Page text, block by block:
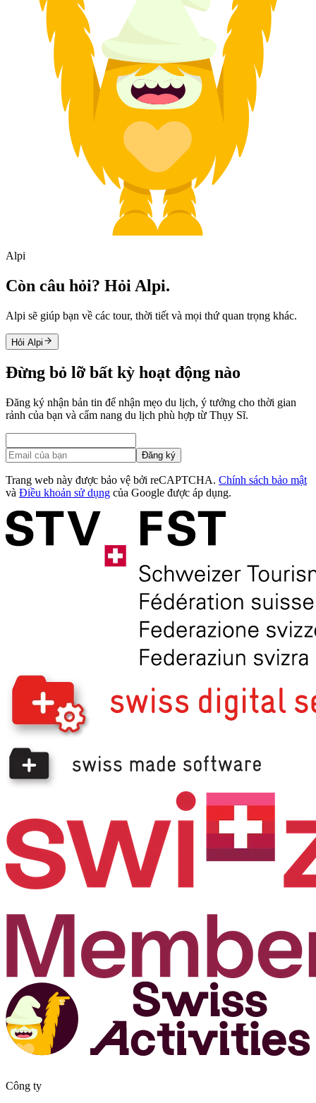
Alpi
Còn câu hỏi? Hỏi Alpi.
Alpi sẽ giúp bạn về các tour, thời tiết và mọi thứ quan trọng khác.
Hỏi Alpi
Đừng bỏ lỡ bất kỳ hoạt động nào
Đăng ký nhận bản tin để nhận mẹo du lịch, ý tưởng cho thời gian
rảnh của bạn và cẩm nang du lịch phù hợp từ Thụy Sĩ.
Đăng ký
Trang web này được bảo vệ bởi reCAPTCHA. Chính sách bảo mật
và Điều khoản sử dụng của Google được áp dụng.
Công ty